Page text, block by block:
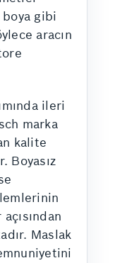
boya gibi
aracın
ileri
marka
kalite
Boyasız
Maslak